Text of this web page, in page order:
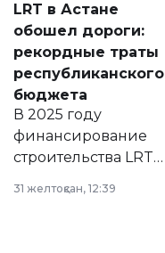
документ
появился в базе
нормативных
правовых актов и
на сайте маслихат
города.
LRT в Астане
обошел дороги:
рекордные траты
республиканского
бюджета
В 2025 году
финансирование
строительства LRT
республиканского
31 желтоқсан, 12:39